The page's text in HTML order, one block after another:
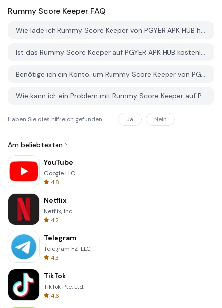
Rummy Score Keeper FAQ
Wie lade ich Rummy Score Keeper von PGYER APK HUB herunter?
Ist das Rummy Score Keeper auf PGYER APK HUB kostenlos zum Download?
Benötige ich ein Konto, um Rummy Score Keeper von PGYER APK HUB herunterzuladen?
Wie kann ich ein Problem mit Rummy Score Keeper auf PGYER APK HUB melden?
Haben Sie dies hilfreich gefunden Ja Nein
Am beliebtesten
YouTube
Google LLC
4.8
Netflix
Netflix, Inc.
4.2
Telegram
Telegram FZ-LLC
4.3
TikTok
TikTok Pte. Ltd.
4.6